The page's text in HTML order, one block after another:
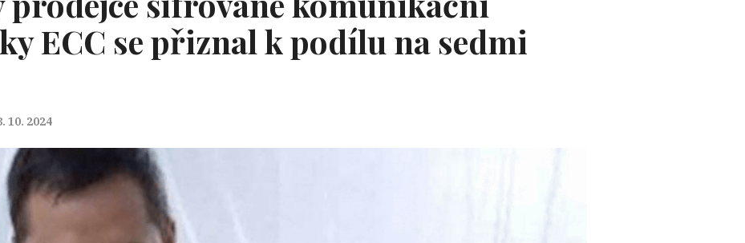
ECC se přiznal k podílu na sedmi
10. 2024